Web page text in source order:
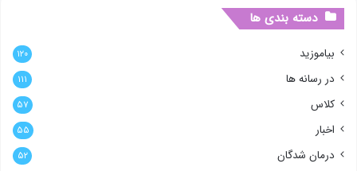
دسته بندی ها
بیاموزید ۱۲۰
در رسانه ها ۱۱۱
کلاس ۵۷
اخبار ۵۵
درمان شدگان ۵۲